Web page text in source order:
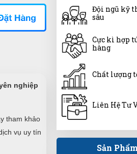
nghiệp
tham khảo
vụ uy tín
Mọi người nên đến
mê về sản phẩm
đây rồi
PĐ
(Đánh giá 1
đóng gói rất gọn và
dụng rõ ràng.
Nguyễn
Đội ngũ kỹ
sâu
Cực kì hợp
hàng
Chất lượng
Liên Hệ Tư
Sản